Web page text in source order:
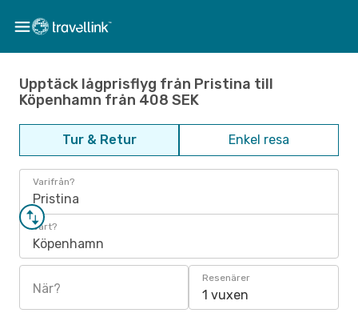
Upptäck lågprisflyg från Pristina till
Köpenhamn från 408 SEK
Tur & Retur Enkel resa
Varifrån?
Pristina
Vart?
Köpenhamn
När?
Resenärer
1 vuxen